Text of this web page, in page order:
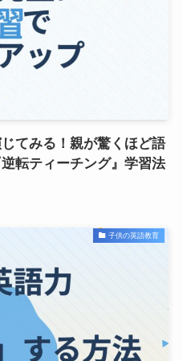
てみる！親が驚くほど語
転ティーチング』学習法
子供の英語教育